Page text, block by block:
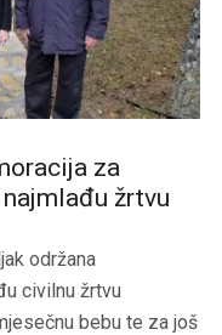
za
žrtvu
održana
civilnu žrtvu
bebu te za još